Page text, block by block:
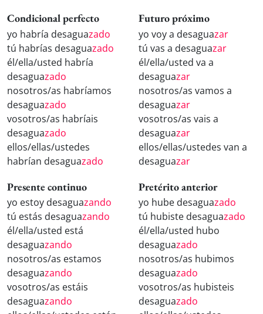
Condicional perfecto
yo habría desaguazado
tú habrías desaguazado
él/ella/usted habría
desaguazado
nosotros/as habríamos
desaguazado
vosotros/as habríais
desaguazado
ellos/ellas/ustedes
habrían desaguazado
Futuro próximo
yo voy a desaguazar
tú vas a desaguazar
él/ella/usted va a
desaguazar
nosotros/as vamos a
desaguazar
vosotros/as vais a
desaguazar
ellos/ellas/ustedes van a
desaguazar
Presente continuo
yo estoy desaguazando
tú estás desaguazando
él/ella/usted está
desaguazando
nosotros/as estamos
desaguazando
vosotros/as estáis
desaguazando
Pretérito anterior
yo hube desaguazado
tú hubiste desaguazado
él/ella/usted hubo
desaguazado
nosotros/as hubimos
desaguazado
vosotros/as hubisteis
desaguazado